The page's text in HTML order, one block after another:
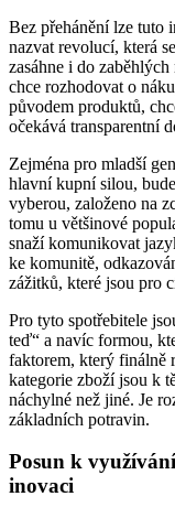
Bez přehánění lze tuto
nazvat revolucí, která
zasáhne i do
chce rozhodovat o
původem produktů,
očekává transparentní
Zejména pro mladší
hlavní kupní silou,
vyberou, založeno na
tomu u většinové
snaží komunikovat
ke komunitě,
zážitků, které jsou pro
Pro tyto spotřebitele
teď“ a navíc formou,
faktorem, který finálně
kategorie zboží jsou k
náchylné než jiné. Je
základních potravin.
Posun k
inovaci